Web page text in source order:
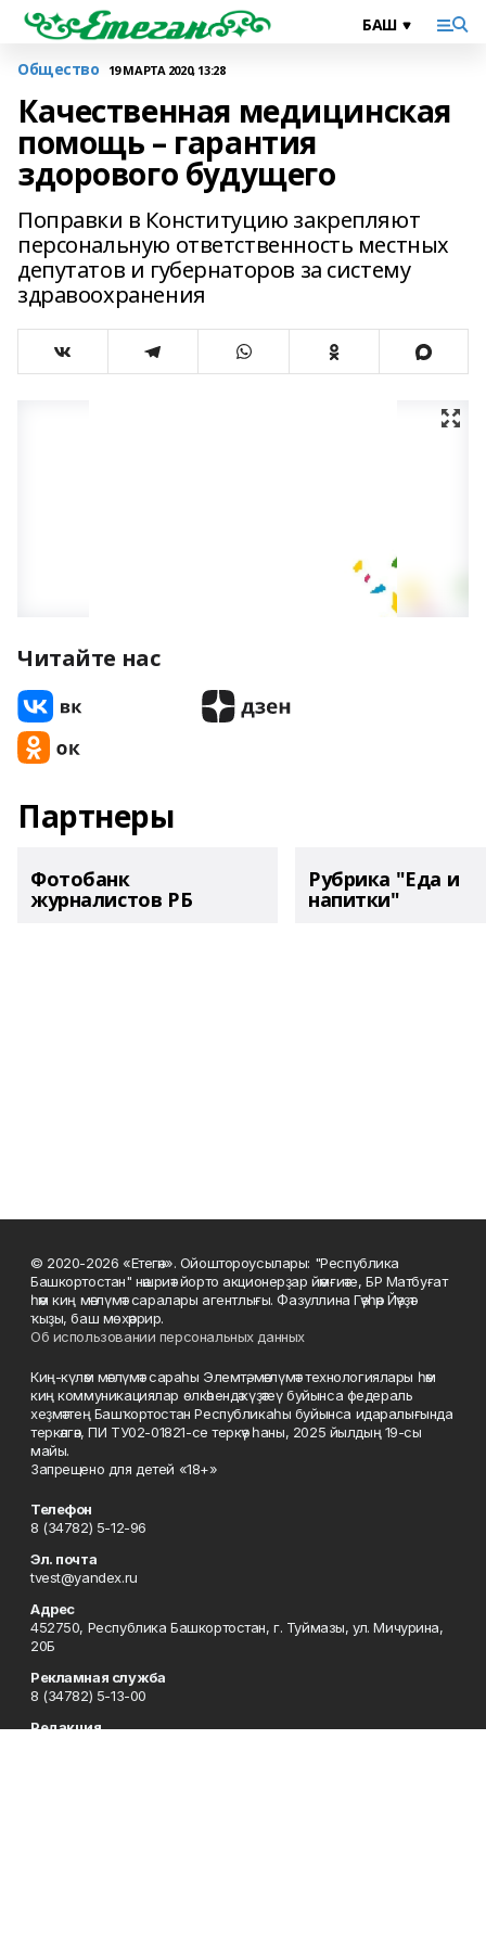
Общество 19 МАРТА 2020, 13:28
Качественная медицинская
помощь – гарантия
здорового будущего
Поправки в Конституцию закрепляют
персональную ответственность местных
депутатов и губернаторов за систему
здравоохранения
Читайте нас
Партнеры
Фотобанк
журналистов РБ
Рубрика "Еда и
напитки"
© 2020-2026 «Етегән». Ойоштороусылары: "Республика
Башкортостан" нәшриәт йорто акционерҙар йәмғиәте, БР Матбуғат
һәм киң мәғлүмәт саралары агентлығы. Фазуллина Гәүһәр Йәүҙәт
ҡыҙы, баш мөхәррир.
Об использовании персональных данных
Киң-күләм мәғлүмәт сараһы Элемтә, мәғлүмәт технологиялары һәм
киң коммуникациялар өлкәһендә күҙәтеү буйынса федераль
хеҙмәттең Башҡортостан Республикаһы буйынса идаралығында
теркәлгән, ПИ ТУ02-01821-се теркәү һаны, 2025 йылдың 19-сы
майы.
Запрещено для детей «18+»
Телефон
8 (34782) 5-12-96
Эл. почта
tvest@yandex.ru
Адрес
452750, Республика Башкортостан, г. Туймазы, ул. Мичурина,
20Б
Рекламная служба
8 (34782) 5-13-00
Редакция